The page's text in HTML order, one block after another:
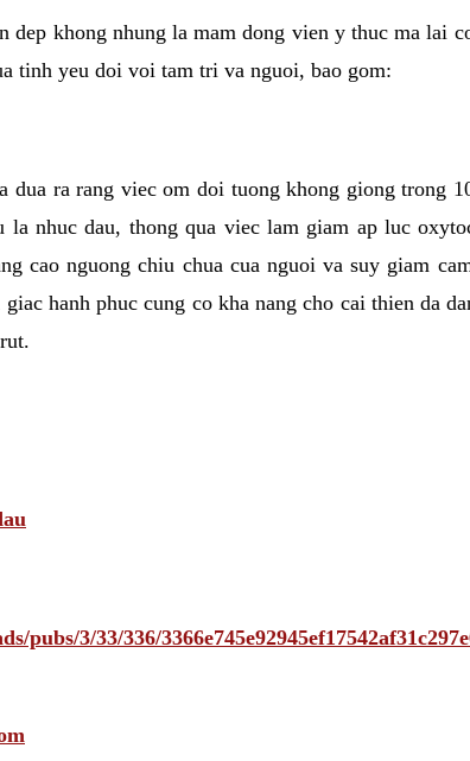
dep khong nhung la mam dong vien y thuc ma lai
tinh yeu doi voi tam tri va nguoi, bao gom:
dua ra rang viec om doi tuong khong giong trong
la nhuc dau, thong qua viec lam giam ap luc
cao nguong chiu chua cua nguoi va suy giam
hanh phuc cung co kha nang cho cai thien da
pubs/3/33/336/